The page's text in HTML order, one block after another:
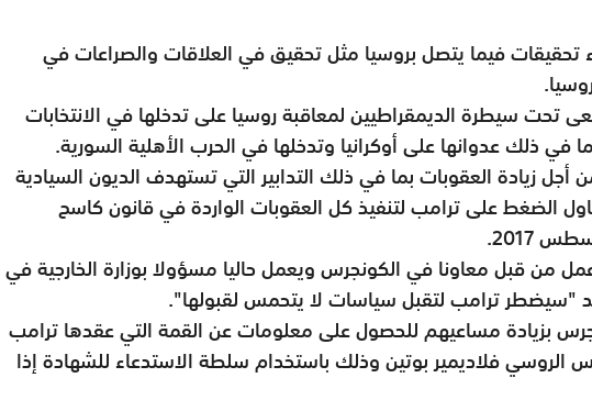
تحقيقات فيما يتصل بروسيا مثل تحقيق في العلاقات والصراعات في
سيطرة الديمقراطيين لمعاقبة روسيا على تدخلها في الانتخابات
في ذلك عدوانها على أوكرانيا وتدخلها في الحرب الأهلية السورية.
زيادة العقوبات بما في ذلك التدابير التي تستهدف الديون السيادية
الضغط على ترامب لتنفيذ كل العقوبات الواردة في قانون كاسح
من قبل معاونا في الكونجرس ويعمل حاليا مسؤولا بوزارة الخارجية في
"سيضطر ترامب لتقبل سياسات لا يتحمس لقبولها".
بزيادة مساعيهم للحصول على معلومات عن القمة التي عقدها ترامب
الروسي فلاديمير بوتين وذلك باستخدام سلطة الاستدعاء للشهادة إذا